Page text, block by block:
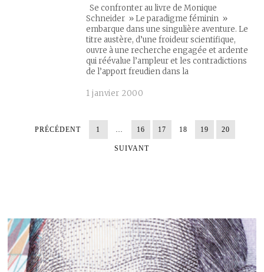
Se confronter au livre de Monique
Schneider » Le paradigme féminin »
embarque dans une singulière aventure. Le
titre austère, d’une froideur scientifique,
ouvre à une recherche engagée et ardente
qui réévalue l’ampleur et les contradictions
de l’apport freudien dans la
1 janvier 2000
PRÉCÉDENT 1 … 16 17 18 19 20
SUIVANT